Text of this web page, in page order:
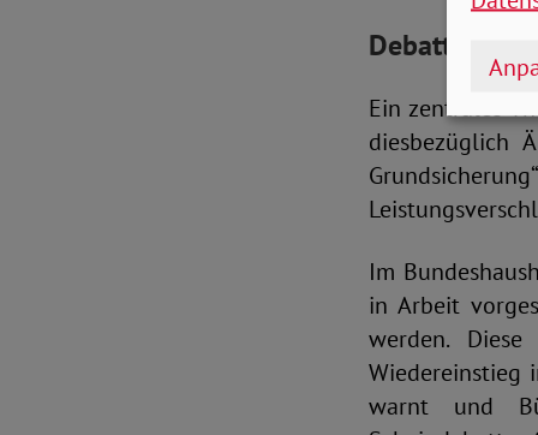
Debatte zu
Ein zentrales
diesbezüglich
Im
in Arbeit
werden.
Wiedereinstieg
warnt und